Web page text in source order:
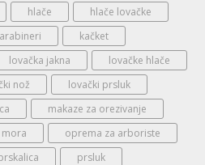
hlače
hlače lovačke
kačket
lovačka jakna
lovačke hlače
nož
lovački prsluk
makaze za orezivanje
mora
oprema za arboriste
prsluk